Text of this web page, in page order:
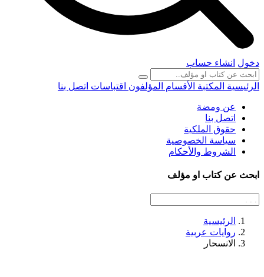
دخول انشاء حساب
الرئيسية المكتبة الأقسام المؤلفون اقتباسات اتصل بنا
عن ومضة
اتصل بنا
حقوق الملكية
سياسة الخصوصية
الشروط والأحكام
ابحث عن كتاب او مؤلف
الرئيسية
روايات عربية
الانسحار